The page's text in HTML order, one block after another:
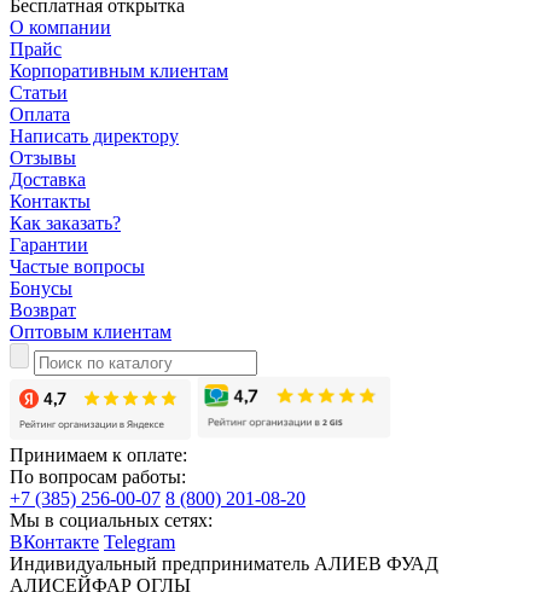
Бесплатная открытка
О компании
Прайс
Корпоративным клиентам
Статьи
Оплата
Написать директору
Отзывы
Доставка
Контакты
Как заказать?
Гарантии
Частые вопросы
Бонусы
Возврат
Оптовым клиентам
Принимаем к оплате:
По вопросам работы:
+7 (385) 256-00-07 8 (800) 201-08-20
Мы в социальных сетях:
ВКонтакте Telegram
Индивидуальный предприниматель АЛИЕВ ФУАД
АЛИСЕЙФАР ОГЛЫ